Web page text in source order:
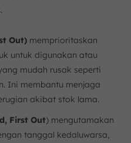
Out) memprioritaskan
untuk digunakan atau
mudah rusak seperti
Ini membantu menjaga
akibat stok lama.
First Out) mengutamakan
tanggal kedaluwarsa,